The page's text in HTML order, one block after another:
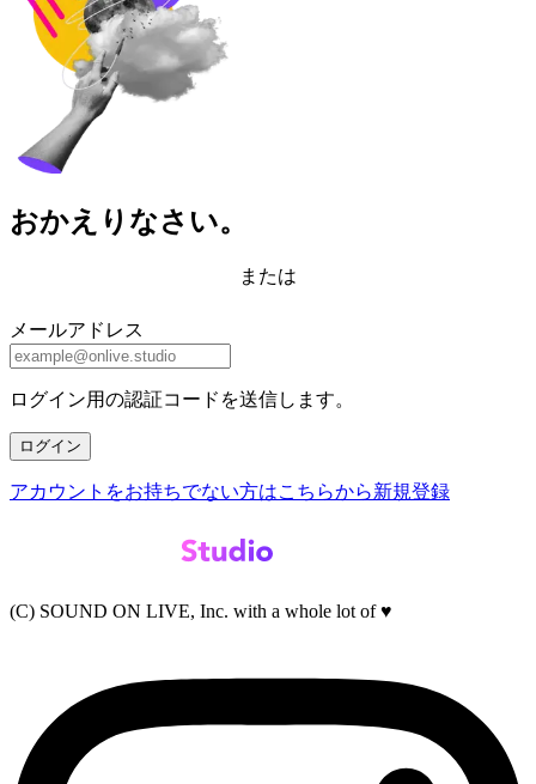
おかえりなさい。
または
メールアドレス
ログイン用の認証コードを送信します。
ログイン
アカウントをお持ちでない方はこちらから新規登録
(C) SOUND ON LIVE, Inc. with a whole lot of ♥